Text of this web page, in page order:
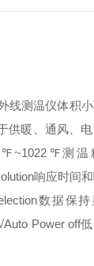
线测温仪体积小
暖、通风、电
测温
响应时间
数据保持
Auto Power off